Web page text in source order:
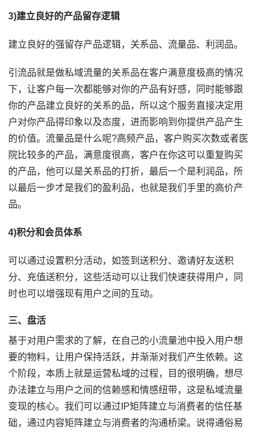
3)建立良好的产品留存逻辑
建立良好的强留存产品逻辑，关系品、流量品、利润品。
引流品就是做私域流量的关系品在客户满意度极高的情况
下，让客户每一次都能够对你的产品有好感，同时能够跟
你的产品建立良好的关系的品，所以这个服务直接决定用
户对你产品得印象以及态度，进而影响到你提供产品产生
的价值。流量品是什么呢?高频产品，客户购买次数或者医
院比较多的产品，满意度很高，客户在你这可以重复购买
的产品，他可以是关系品的打折，最后一个是利润品，所
以最后一步才是我们的盈利品，也就是我们手里的高价产
品。
4)积分和会员体系
可以通过设置积分活动，如签到送积分、邀请好友送积
分、充值送积分，这些活动可以让我们快速获得用户，同
时也可以增强现有用户之间的互动。
三、盘活
基于对用户需求的了解，在自己的小流量池中投入用户想
要的物料，让用户保持活跃，并渐渐对我们产生依赖。这
个阶段，本质上就是运营私域的过程，目的很明确，想尽
办法建立与用户之间的信赖感和情感纽带，这是私域流量
变现的核心。我们可以通过IP矩阵建立与消费者的信任基
础，通过内容矩阵建立与消费者的沟通桥梁。说得通俗易